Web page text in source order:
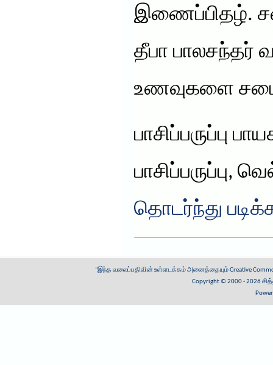
இணைப்பிதழ்.
தீபா பாலசந்தர்
உணவுகளை
பாசிப்பருப்பு
பாசிப்பருப்பு,
தொடர்ந்து
"இந்த வலைப்பதிவின் உள்ளடக்கம் அனைத்தையும்Creative
Copyright © 2000 - 2026